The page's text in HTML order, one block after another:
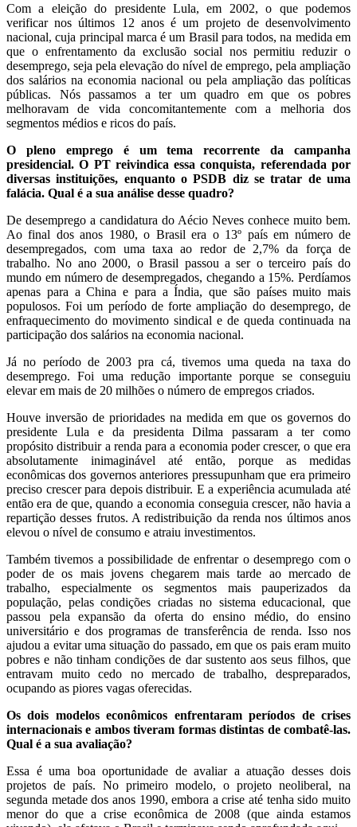
Com a eleição do presidente Lula, em 2002, o que podemos
verificar nos últimos 12 anos é um projeto de desenvolvimento
nacional, cuja principal marca é um Brasil para todos, na medida em
que o enfrentamento da exclusão social nos permitiu reduzir o
desemprego, seja pela elevação do nível de emprego, pela ampliação
dos salários na economia nacional ou pela ampliação das políticas
públicas. Nós passamos a ter um quadro em que os pobres
melhoravam de vida concomitantemente com a melhoria dos
segmentos médios e ricos do país.
O pleno emprego é um tema recorrente da campanha
presidencial. O PT reivindica essa conquista, referendada por
diversas instituições, enquanto o PSDB diz se tratar de uma
falácia. Qual é a sua análise desse quadro?
De desemprego a candidatura do Aécio Neves conhece muito bem.
Ao final dos anos 1980, o Brasil era o 13º país em número de
desempregados, com uma taxa ao redor de 2,7% da força de
trabalho. No ano 2000, o Brasil passou a ser o terceiro país do
mundo em número de desempregados, chegando a 15%. Perdíamos
apenas para a China e para a Índia, que são países muito mais
populosos. Foi um período de forte ampliação do desemprego, de
enfraquecimento do movimento sindical e de queda continuada na
participação dos salários na economia nacional.
Já no período de 2003 pra cá, tivemos uma queda na taxa do
desemprego. Foi uma redução importante porque se conseguiu
elevar em mais de 20 milhões o número de empregos criados.
Houve inversão de prioridades na medida em que os governos do
presidente Lula e da presidenta Dilma passaram a ter como
propósito distribuir a renda para a economia poder crescer, o que era
absolutamente inimaginável até então, porque as medidas
econômicas dos governos anteriores pressupunham que era primeiro
preciso crescer para depois distribuir. E a experiência acumulada até
então era de que, quando a economia conseguia crescer, não havia a
repartição desses frutos. A redistribuição da renda nos últimos anos
elevou o nível de consumo e atraiu investimentos.
Também tivemos a possibilidade de enfrentar o desemprego com o
poder de os mais jovens chegarem mais tarde ao mercado de
trabalho, especialmente os segmentos mais pauperizados da
população, pelas condições criadas no sistema educacional, que
passou pela expansão da oferta do ensino médio, do ensino
universitário e dos programas de transferência de renda. Isso nos
ajudou a evitar uma situação do passado, em que os pais eram muito
pobres e não tinham condições de dar sustento aos seus filhos, que
entravam muito cedo no mercado de trabalho, despreparados,
ocupando as piores vagas oferecidas.
Os dois modelos econômicos enfrentaram períodos de crises
internacionais e ambos tiveram formas distintas de combatê-las.
Qual é a sua avaliação?
Essa é uma boa oportunidade de avaliar a atuação desses dois
projetos de país. No primeiro modelo, o projeto neoliberal, na
segunda metade dos anos 1990, embora a crise até tenha sido muito
menor do que a crise econômica de 2008 (que ainda estamos